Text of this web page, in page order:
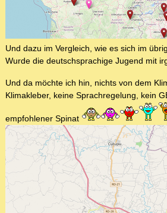
Und dazu im Vergleich, wie es sich im
Wurde die deutschsprachige Jugend mit
Und da möchte ich hin, nichts von dem
Klimakleber, keine Sprachregelung, kein
empfohlener Spinat